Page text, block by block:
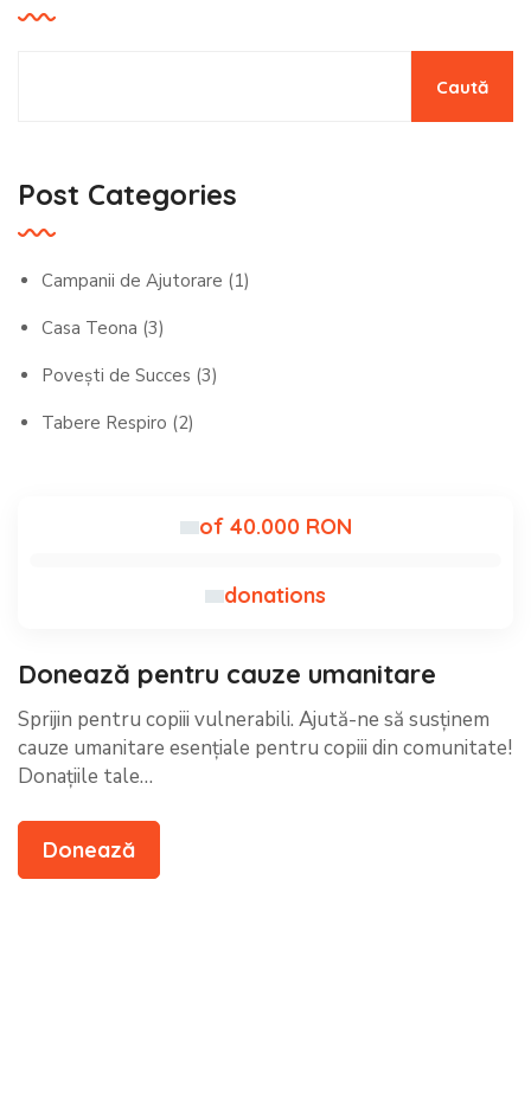
Caută
Post Categories
Campanii de Ajutorare (1)
Casa Teona (3)
Povești de Succes (3)
Tabere Respiro (2)
Donează pentru cauze umanitare
Sprijin pentru copiii vulnerabili. Ajută-ne să susținem
cauze umanitare esențiale pentru copiii din comunitate!
Donațiile tale…
Donează
of 40.000 RON
donations